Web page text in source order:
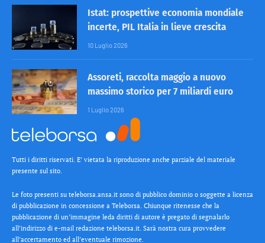
Istat: prospettive economia mondiale
incerte, PIL Italia in lieve crescita
10 Luglio 2026
Assoreti, raccolta maggio a nuovo
massimo storico per 7 miliardi euro
1 Luglio 2026
Tutti i diritti riservati. E’ vietata la riproduzione anche parziale del materiale
presente sul sito.
Le foto presenti su teleborsa.ansa.it sono di pubblico dominio o soggette a licenza
di pubblicazione in concessione a Teleborsa. Chiunque ritenesse che la
pubblicazione di un’immagine leda diritti di autore è pregato di segnalarlo
all’indirizzo di e-mail redazione teleborsa.it. Sarà nostra cura provvedere
all’accertamento ed all’eventuale rimozione.